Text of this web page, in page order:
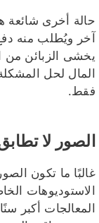
حالة أخرى شائعة
آخر ويُطلب منه
يخشى الزبائن من
المال لحل
فقط.
الصور لا
غالبًا ما تكون
الاستوديوهات
المعالجات أكبر